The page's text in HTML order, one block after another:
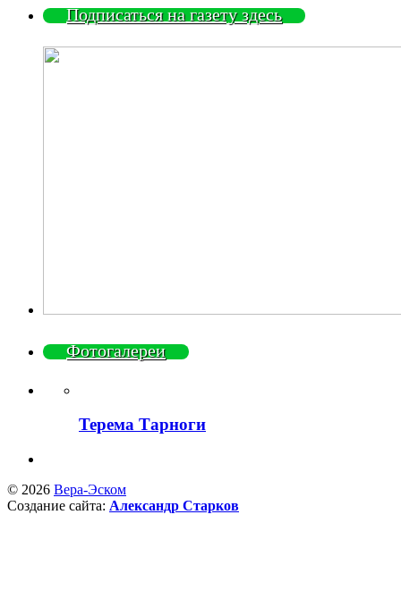
Подписаться на газету здесь
Фотогалереи
Терема Тарноги
© 2026 Вера-Эском
Создание сайта: Александр Старков